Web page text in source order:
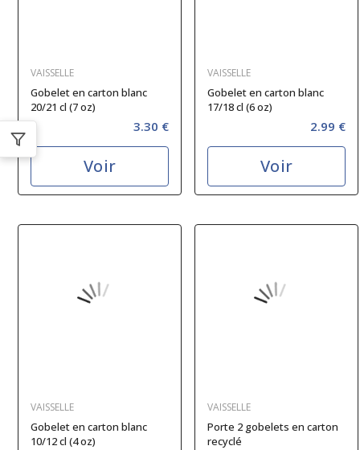
VAISSELLE
Gobelet en carton blanc
20/21 cl (7 oz)
3.30 €
Voir
VAISSELLE
Gobelet en carton blanc
17/18 cl (6 oz)
2.99 €
Voir
VAISSELLE
Gobelet en carton blanc
10/12 cl (4 oz)
VAISSELLE
Porte 2 gobelets en carton
recyclé